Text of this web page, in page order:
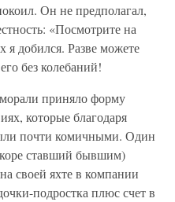
Он не предполагал,
«Посмотрите на
я добился. Разве можете
без колебаний!
приняло форму
которые благодаря
почти комичными. Один
ставший бывшим)
своей яхте в компании
подростка плюс счет в